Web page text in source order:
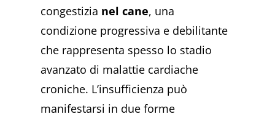
congestizia nel cane, una
condizione progressiva e debilitante
che rappresenta spesso lo stadio
avanzato di malattie cardiache
croniche. L’insufficienza può
manifestarsi in due forme